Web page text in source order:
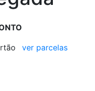
ver parcelas